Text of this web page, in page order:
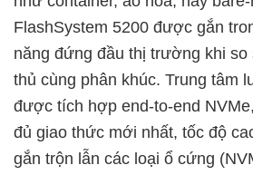
FlashSystem 5200 được gắn
năng đứng đầu thị trường khi so
thủ cùng phân khúc. Trung tâm
được tích hợp end-to-end
đủ giao thức mới nhất, tốc độ
gắn trộn lẫn các loại ổ cứng